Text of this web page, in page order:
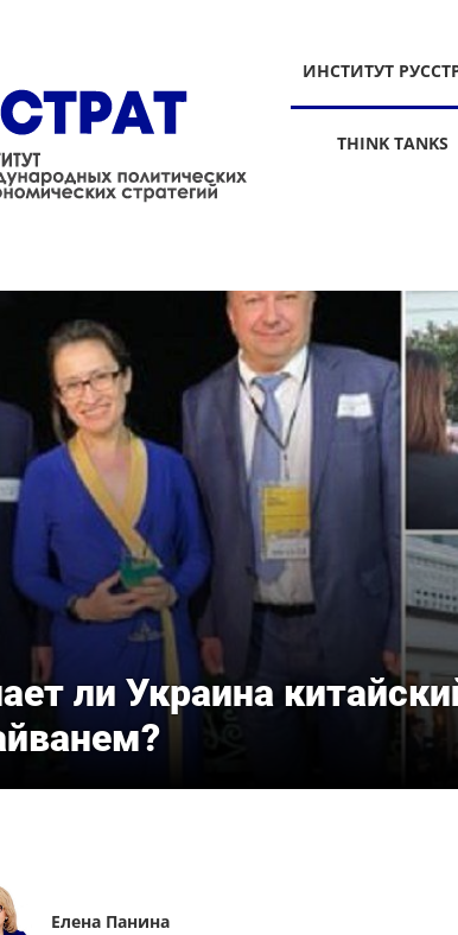
ИНСТИТУТ
THINK TANKS
ли Украина
Елена Панина